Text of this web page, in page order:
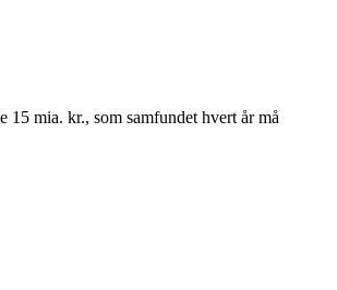
mia. kr., som samfundet hvert år må